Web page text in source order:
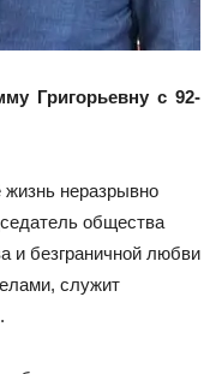
Григорьевну с 92-
неразрывно
общества
и безграничной любви
служит